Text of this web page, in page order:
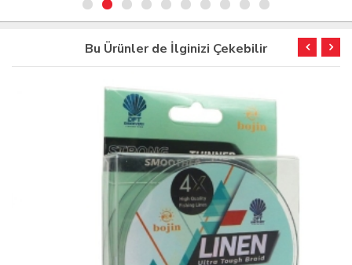
Bu Ürünler de İlginizi Çekebilir